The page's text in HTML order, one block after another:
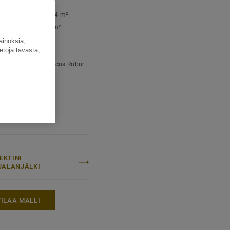
1,94 m²
69,84 m²
(/m²):
Ilmeikäs
Quercus Robur
MALLI
tavasta,